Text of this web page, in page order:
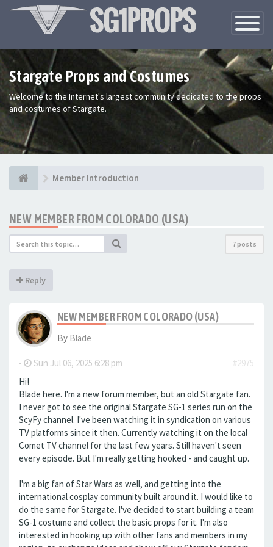
Toggle
Stargate Props and Costumes
Welcome to the Internet's largest community dedicated to the props
and costumes of Stargate.
Member Introduction
NEW MEMBER FROM COLORADO (USA)
7 posts
Reply
NEW MEMBER FROM COLORADO (USA)
By Blade
- Sun Jul 06, 2025 6:28 pm
#2975
Hi!
Blade here. I'm a new forum member, but an old Stargate fan.
I never got to see the original Stargate SG-1 series run on the
ScyFy channel. I've been watching it in syndication on various
TV platforms since it then. Currently watching it on the local
Comet TV channel for the last few years. Still haven't seen
every episode. But I'm really getting hooked - and caught up.
I'm a big fan of Star Wars as well, and getting into the
international cosplay community built around it. I would like to
do the same for Stargate. I've decided to start building a team
SG-1 costume and collect the basic props for it. I'm also
interested in hooking up with other fans and members in my